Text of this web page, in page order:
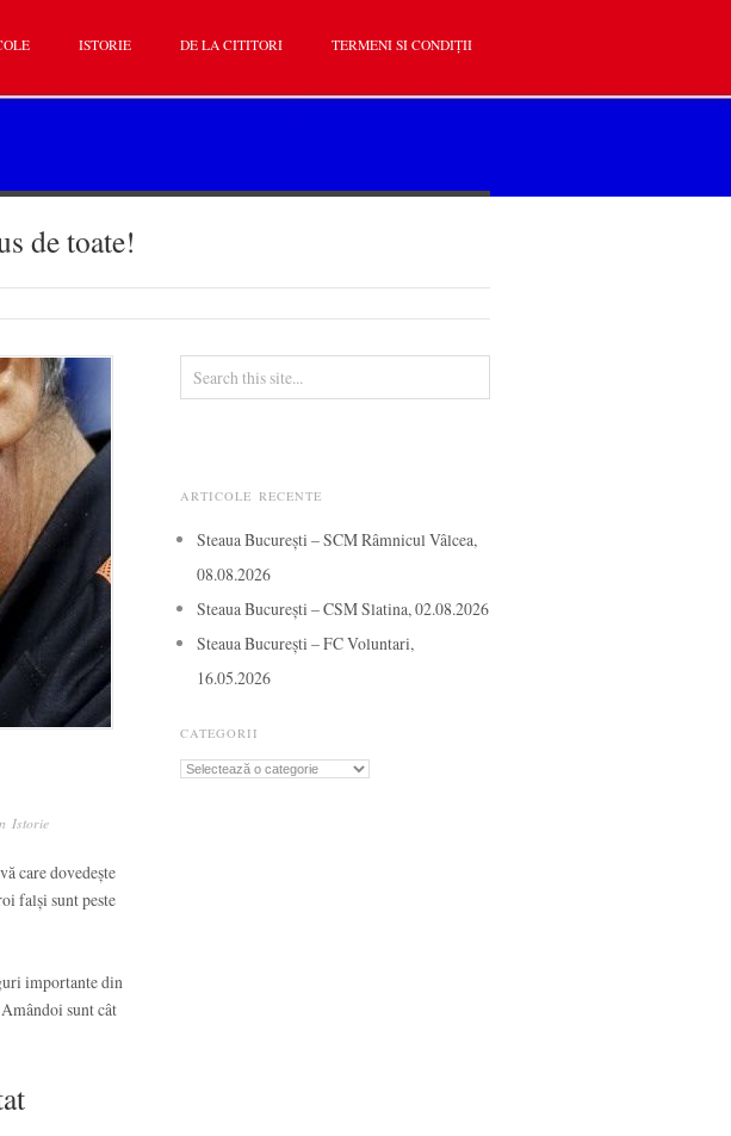
ISTORIE DE LA CITITORI TERMENI SI CONDIȚII
de toate!
Istorie
care dovedește
falși sunt peste
importante din
sunt cât
ARTICOLE RECENTE
Steaua București – SCM Râmnicul Vâlcea,
08.08.2026
Steaua București – CSM Slatina, 02.08.2026
Steaua București – FC Voluntari,
16.05.2026
CATEGORII
Categorii